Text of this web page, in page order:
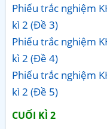
Phiếu trắc nghiệm
kì 2 (Đề 3)
Phiếu trắc nghiệm
kì 2 (Đề 4)
Phiếu trắc nghiệm
kì 2 (Đề 5)
CUỐI KÌ 2